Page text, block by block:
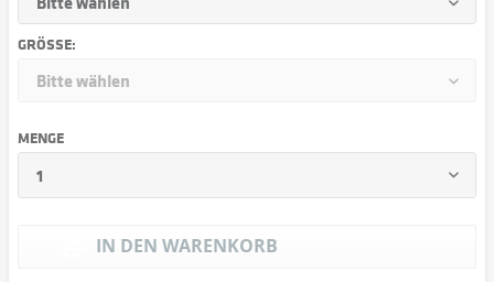
GRÖSSE:
MENGE
IN DEN WARENKORB